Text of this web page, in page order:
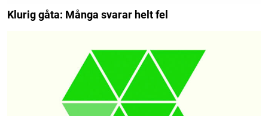
Klurig gåta: Många svarar helt fel